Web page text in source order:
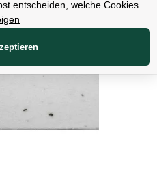
entscheiden, welche Cookies